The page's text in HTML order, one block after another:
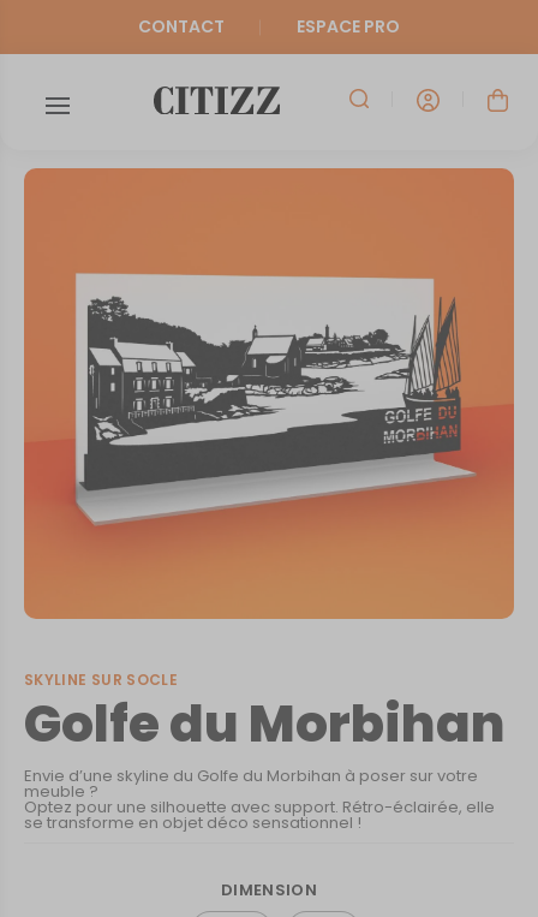
CONTACT ESPACE PRO
SKYLINE SUR SOCLE
Golfe du Morbihan
Envie d’une skyline du Golfe du Morbihan à poser sur votre
meuble ?
Optez pour une silhouette avec support. Rétro-éclairée, elle
se transforme en objet déco sensationnel !
DIMENSION